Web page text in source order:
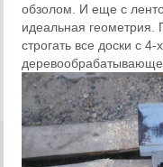
обзолом. И еще с
идеальная
строгать все доски с